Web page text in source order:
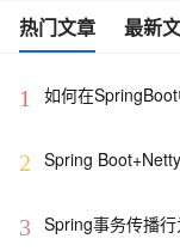
热门文章 最新
1
如何在
2 Spring
3 Spring事务传播行